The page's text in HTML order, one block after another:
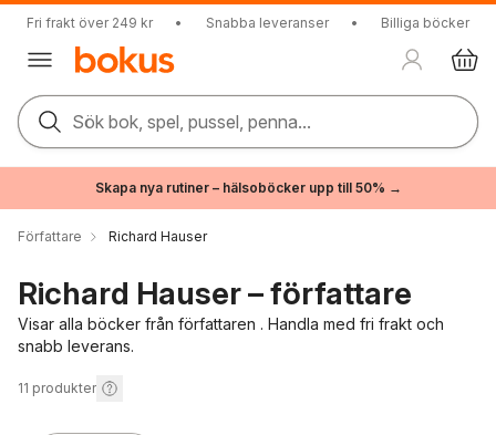
Fri frakt över 249 kr • Snabba leveranser • Billiga böcker
Sök bok, spel, pussel, penna...
Skapa nya rutiner – hälsoböcker upp till 50% →
Författare Richard Hauser
Richard Hauser – författare
Visar alla böcker från författaren . Handla med fri frakt och
snabb leverans.
11 produkter